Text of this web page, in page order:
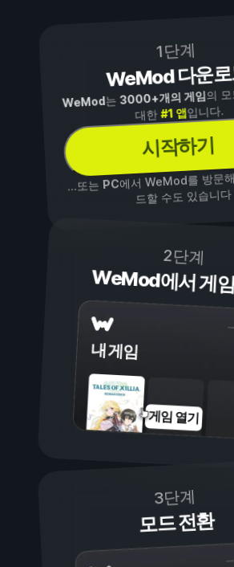
1단계
WeMod 다운
WeMod는3000+개의 게임의
대한#1 앱입니다.
시작하기
...또는PC에서 WeMod를 방문
드할 수도 있습니다
2단계
WeMod에서 게
내 게임
게임 열기
3단계
모드 전환